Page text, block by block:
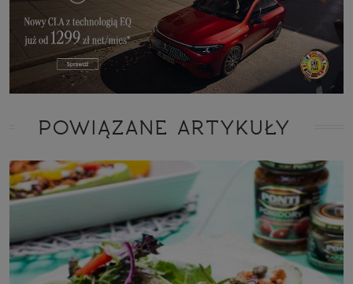
POWIĄZANE ARTYKUŁY